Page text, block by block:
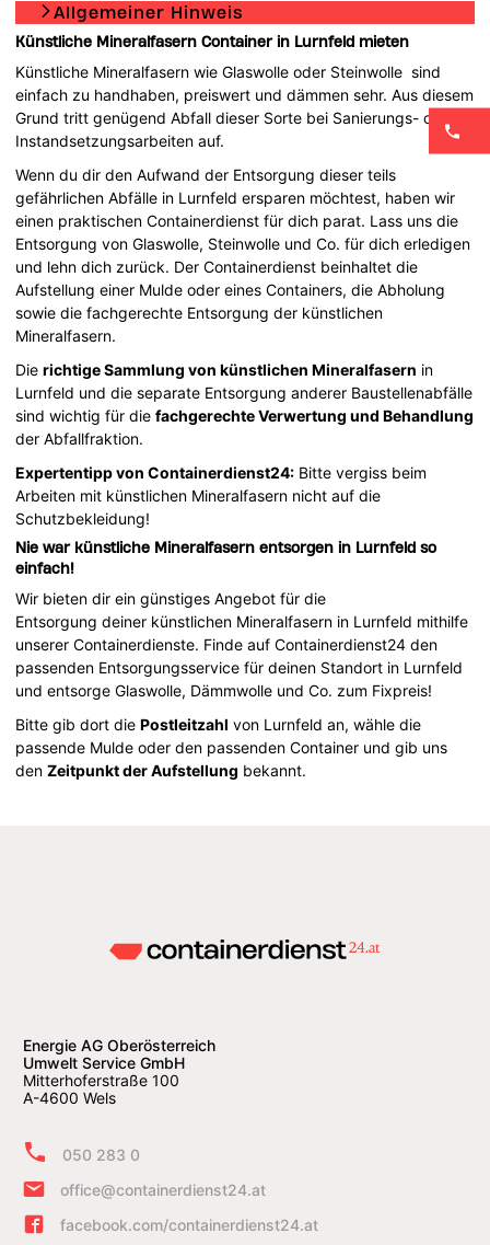
Allgemeiner Hinweis
Künstliche Mineralfasern Container in Lurnfeld mieten
Künstliche Mineralfasern wie Glaswolle oder Steinwolle sind
einfach zu handhaben, preiswert und dämmen sehr. Aus diesem
Grund tritt genügend Abfall dieser Sorte bei Sanierungs- oder
Instandsetzungsarbeiten auf.
Wenn du dir den Aufwand der Entsorgung dieser teils
gefährlichen Abfälle in Lurnfeld ersparen möchtest, haben wir
einen praktischen Containerdienst für dich parat. Lass uns die
Entsorgung von Glaswolle, Steinwolle und Co. für dich erledigen
und lehn dich zurück. Der Containerdienst beinhaltet die
Aufstellung einer Mulde oder eines Containers, die Abholung
sowie die fachgerechte Entsorgung der künstlichen
Mineralfasern.
Dierichtige Sammlung von künstlichen Mineralfasern in
Lurnfeld und die separate Entsorgung anderer Baustellenabfälle
sind wichtig für diefachgerechte Verwertung und Behandlung
der Abfallfraktion.
Expertentipp von Containerdienst24: Bitte vergiss beim
Arbeiten mit künstlichen Mineralfasern nicht auf die
Schutzbekleidung!
Nie war künstliche Mineralfasern entsorgen in Lurnfeld so
einfach!
Wir bieten dir ein günstiges Angebot für die
Entsorgung deiner künstlichen Mineralfasern in Lurnfeld mithilfe
unserer Containerdienste. Finde auf Containerdienst24 den
passenden Entsorgungsservice für deinen Standort in Lurnfeld
und entsorge Glaswolle, Dämmwolle und Co. zum Fixpreis!
Bitte gib dort diePostleitzahl von Lurnfeld an, wähle die
passende Mulde oder den passenden Container und gib uns
denZeitpunkt der Aufstellung bekannt.
Energie AG Oberösterreich
Umwelt Service GmbH
Mitterhoferstraße 100
A-4600 Wels
050 283 0
office@containerdienst24.at
facebook.com/containerdienst24.at